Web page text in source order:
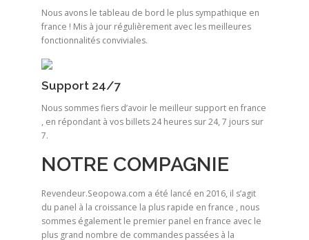
Nous avons le tableau de bord le plus sympathique en
france ! Mis à jour régulièrement avec les meilleures
fonctionnalités conviviales.
Support 24/7
Nous sommes fiers d’avoir le meilleur support en france
, en répondant à vos billets 24 heures sur 24, 7 jours sur
7.
NOTRE COMPAGNIE
Revendeur.Seopowa.com a été lancé en 2016, il s’agit
du panel à la croissance la plus rapide en france , nous
sommes également le premier panel en france avec le
plus grand nombre de commandes passées à la